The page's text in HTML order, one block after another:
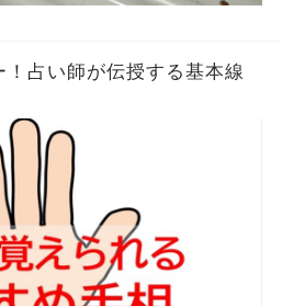
占い師が伝授する基本線